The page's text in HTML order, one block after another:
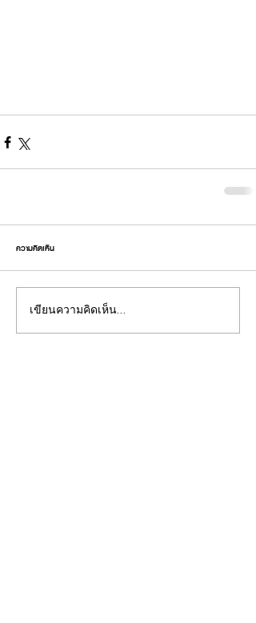
ความคิดเห็น
เขียนความคิดเห็น…